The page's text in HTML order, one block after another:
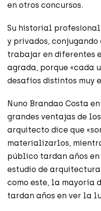
en otros concursos.
Su historial
y privados,
trabajar en diferentes
agrada, porque «cada
desafíos distintos muy
Nuno Brandao Costa
grandes ventajas de
arquitecto dice que
materializarlos,
público tardan años
estudio de
como este, la mayoría
tardan años en ver la